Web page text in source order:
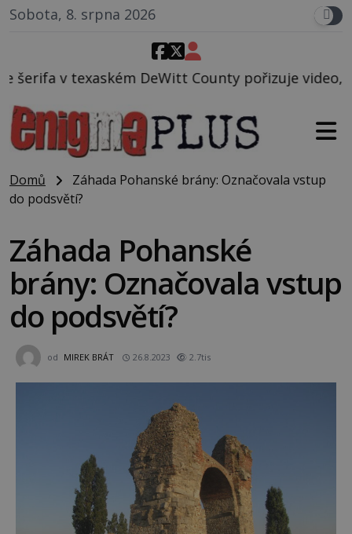
Sobota, 8. srpna 2026
County pořizuje video, na kterém před jeho
Domů
Záhada Pohanské brány: Označovala vstup
do podsvětí?
Záhada Pohanské
brány: Označovala vstup
do podsvětí?
od MIREK BRÁT 26.8.2023 2.7tis